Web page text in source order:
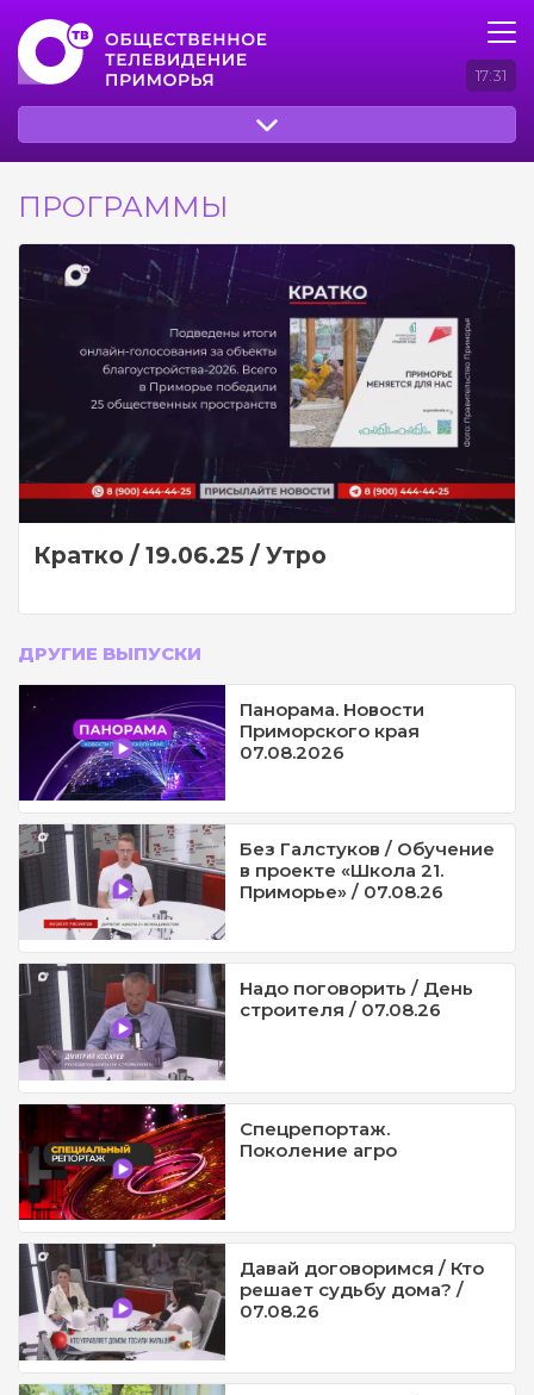
17:31
ПРОГРАММЫ
Кратко / 19.06.25 / Утро
ДРУГИЕ ВЫПУСКИ
Панорама. Новости
Приморского края
07.08.2026
Без Галстуков / Обучение
в проекте «Школа 21.
Приморье» / 07.08.26
Надо поговорить / День
строителя / 07.08.26
Спецрепортаж.
Поколение агро
Давай договоримся / Кто
решает судьбу дома? /
07.08.26